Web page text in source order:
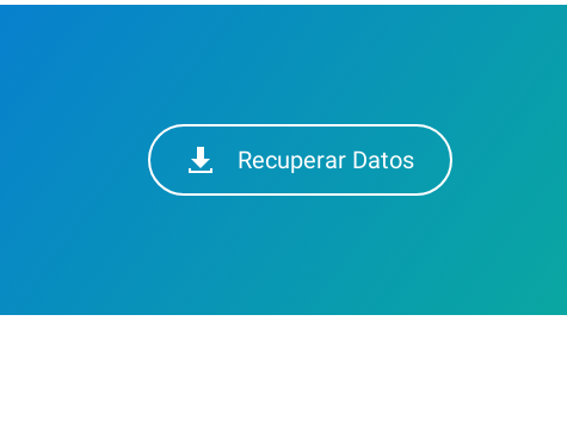
Recuperar Datos